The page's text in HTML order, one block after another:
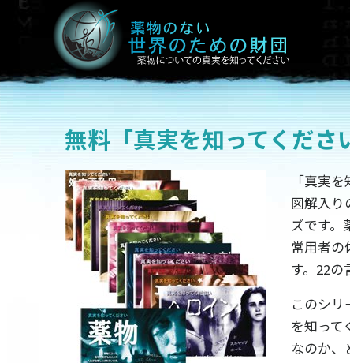
無料「真実を知ってくださ
「真実
図解入り
ズです。
常用者の
す。22の
このシ
を知って
なのか、